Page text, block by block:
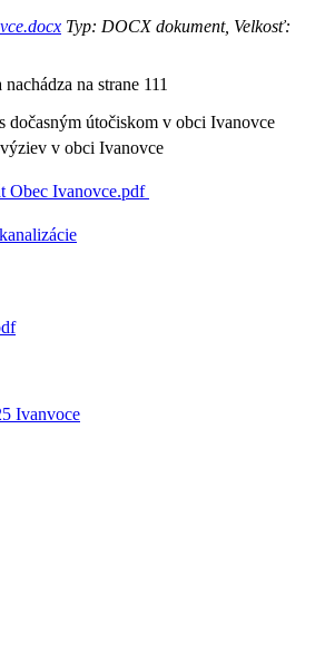
Typ: DOCX dokument, Velkosť:
na strane 111
dočasným útočiskom v obci Ivanovce
Obec Ivanovce.pdf
Ivanvoce